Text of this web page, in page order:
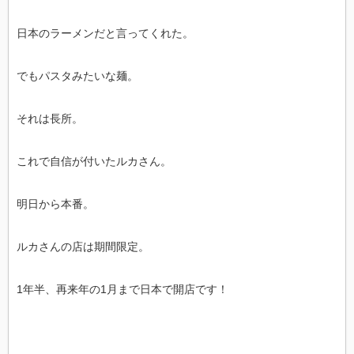
日本のラーメンだと言ってくれた。
でもパスタみたいな麺。
それは長所。
これで自信が付いたルカさん。
明日から本番。
ルカさんの店は期間限定。
1年半、再来年の1月まで日本で開店です！